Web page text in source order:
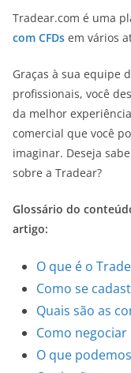
Tradear.com é uma
com CFDs em vários
Graças à sua equipe
profissionais, você
da melhor experiência
comercial que você
imaginar. Deseja
sobre a Tradear?
Glossário do
artigo:
O que é o
Como se
Quais são as
Como
O que